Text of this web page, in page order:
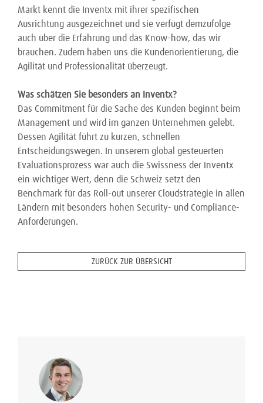
Markt kennt die Inventx mit ihrer spezifischen
Ausrichtung ausgezeichnet und sie verfügt demzufolge
auch über die Erfahrung und das Know-how, das wir
brauchen. Zudem haben uns die Kundenorientierung, die
Agilität und Professionalität überzeugt.
Was schätzen Sie besonders an Inventx?
Das Commitment für die Sache des Kunden beginnt beim
Management und wird im ganzen Unternehmen gelebt.
Dessen Agilität führt zu kurzen, schnellen
Entscheidungswegen. In unserem global gesteuerten
Evaluationsprozess war auch die Swissness der Inventx
ein wichtiger Wert, denn die Schweiz setzt den
Benchmark für das Roll-out unserer Cloudstrategie in allen
Ländern mit besonders hohen Security- und Compliance-
Anforderungen.
ZURÜCK ZUR ÜBERSICHT